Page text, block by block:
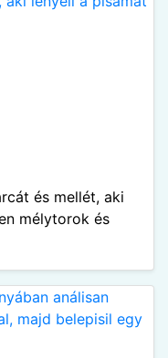
és mellét, aki
mélytorok és